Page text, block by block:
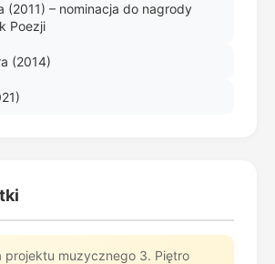
(2011) – nominacja do nagrody
Poezji
(2014)
projektu muzycznego 3. Piętro